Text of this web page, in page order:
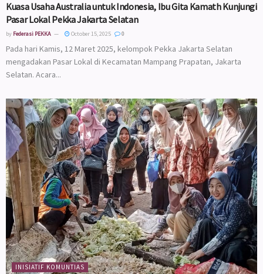
Kuasa Usaha Australia untuk Indonesia, Ibu Gita Kamath Kunjungi
Pasar Lokal Pekka Jakarta Selatan
by Federasi PEKKA October 15, 2025 0
Pada hari Kamis, 12 Maret 2025, kelompok Pekka Jakarta Selatan
mengadakan Pasar Lokal di Kecamatan Mampang Prapatan, Jakarta
Selatan. Acara...
INISIATIF KOMUNTIAS